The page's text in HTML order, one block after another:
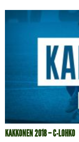
KAKKONEN 2018 – C-LOHKO